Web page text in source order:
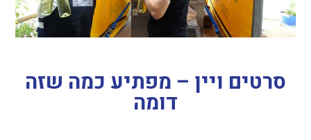
סרטים ויין – מפתיע כמה שזה
דומה